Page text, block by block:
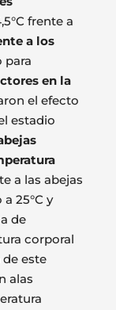
frente a
a los
para
en la
el efecto
estadio
a las abejas
25°C y
de
corporal
de este
alas